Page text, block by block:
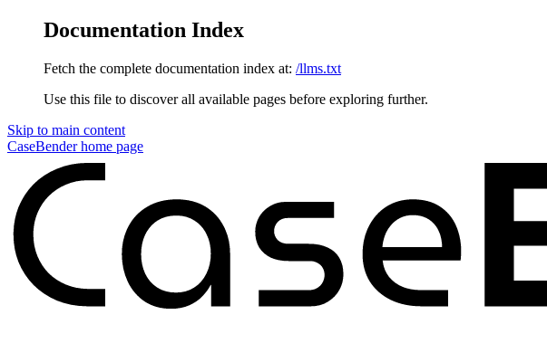
Documentation Index
Fetch the complete documentation index at: /llms.txt
Use this file to discover all available pages before exploring further.
Skip to main content
CaseBenderhome page